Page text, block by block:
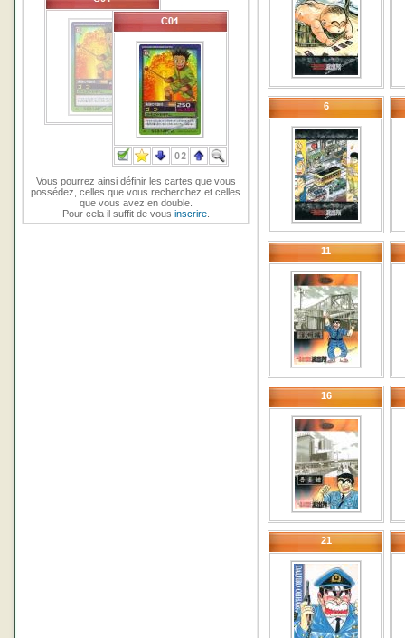
Vous pourrez ainsi définir les cartes que vous
possédez, celles que vous recherchez et celles
que vous avez en double.
Pour cela il suffit de vous inscrire.
6
11
16
21